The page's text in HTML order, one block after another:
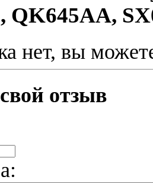
QK645AA,
нет, вы
отзыв